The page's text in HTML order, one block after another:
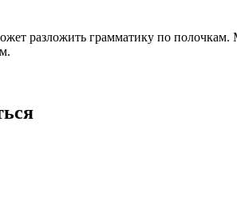
разложить грамматику по